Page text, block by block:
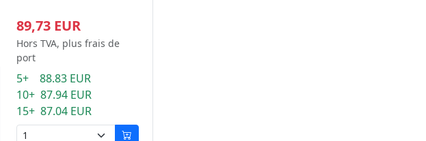
89,73 EUR
Hors TVA, plus frais de
port
5+ 88.83 EUR
10+ 87.94 EUR
15+ 87.04 EUR